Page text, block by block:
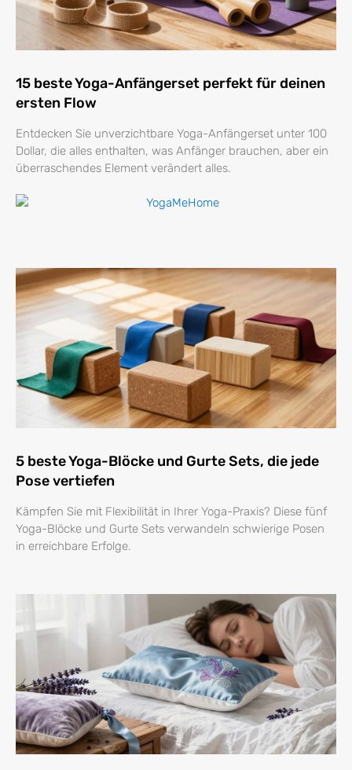
15 beste Yoga-Anfängerset perfekt für deinen
ersten Flow
Entdecken Sie unverzichtbare Yoga-Anfängerset unter 100
Dollar, die alles enthalten, was Anfänger brauchen, aber ein
überraschendes Element verändert alles.
5 beste Yoga-Blöcke und Gurte Sets, die jede
Pose vertiefen
Kämpfen Sie mit Flexibilität in Ihrer Yoga-Praxis? Diese fünf
Yoga-Blöcke und Gurte Sets verwandeln schwierige Posen
in erreichbare Erfolge.